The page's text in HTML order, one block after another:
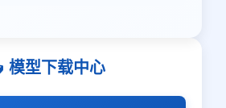
模型下载中心